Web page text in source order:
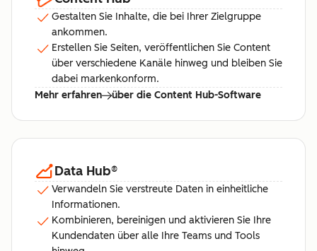
Gestalten Sie Inhalte, die bei Ihrer Zielgruppe
ankommen.
Erstellen Sie Seiten, veröffentlichen Sie Content
über verschiedene Kanäle hinweg und bleiben Sie
dabei markenkonform.
Mehr erfahren
über die Content Hub-Software
Data Hub®
Verwandeln Sie verstreute Daten in einheitliche
Informationen.
Kombinieren, bereinigen und aktivieren Sie Ihre
Kundendaten über alle Ihre Teams und Tools